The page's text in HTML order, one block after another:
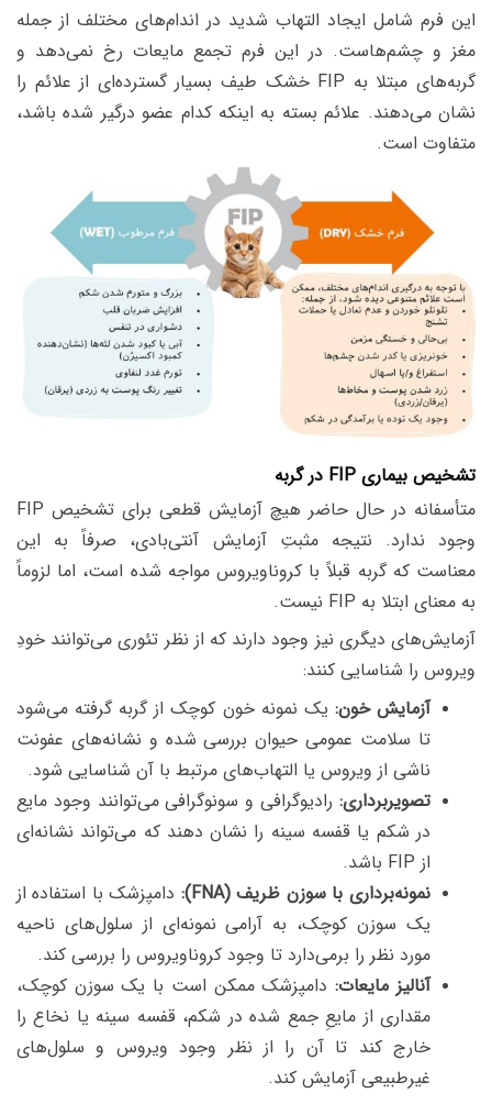
این فرم شامل ایجاد التهاب شدید در اندام‌های مختلف از جمله
مغز و چشم‌هاست. در این فرم تجمع مایعات رخ نمی‌دهد و
گربه‌های مبتلا به FIP خشک طیف بسیار گسترده‌ای از علائم را
نشان می‌دهند. علائم بسته به اینکه کدام عضو درگیر شده باشد،
متفاوت است.
تشخیص بیماری FIP در گربه
متأسفانه در حال حاضر هیچ آزمایش قطعی
برای تشخیص FIP
وجود ندارد. نتیجه مثبتِ آزمایش آنتی‌بادی، صرفاً به این
معناست که گربه قبلاً با کروناویروس مواجه شده است، اما لزوماً
به معنای ابتلا به FIP نیست.
آزمایش‌های دیگری نیز وجود دارند که از نظر تئوری می‌توانند خودِ
ویروس را شناسایی کنند:
آزمایش خون: یک نمونه خون کوچک از گربه گرفته می‌شود
تا سلامت عمومی حیوان بررسی شده و نشانه‌های عفونت
ناشی از ویروس یا التهاب‌های مرتبط با آن شناسایی شود.
تصویربرداری: رادیوگرافی و سونوگرافی می‌توانند وجود مایع
در شکم یا قفسه سینه را نشان دهند که می‌تواند نشانه‌ای
از FIP باشد.
نمونه‌برداری با سوزن ظریف (FNA):
دامپزشک با استفاده از
یک سوزن کوچک، به آرامی نمونه‌ای از سلول‌های ناحیه
مورد نظر را برمی‌دارد تا وجود کروناویروس را بررسی کند.
آنالیز مایعات:دامپزشک ممکن است با یک سوزن کوچک،
مقداری از مایعِ جمع شده در شکم، قفسه سینه یا نخاع را
خارج کند تا آن را از نظر وجود ویروس و سلول‌های
غیرطبیعی آزمایش کند.